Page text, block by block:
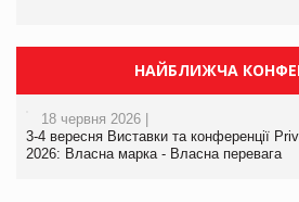
НАЙБЛИЖЧА
18 червня 2026 |
3-4 вересня Виставки та конференції
2026: Власна марка - Власна перевага